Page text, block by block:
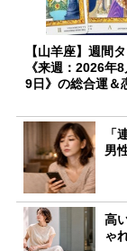
【山羊座】週間
《来週：2026年
9日》の総合運＆
「
男
高
ゃ